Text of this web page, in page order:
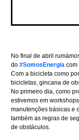
No final de abril
do#SomosEnergia com
Com a bicicleta como
bicicletas, gincana de
No primeiro dia, como
estivemos em
manutenções básicas e
também as regras de
de obstáculos.